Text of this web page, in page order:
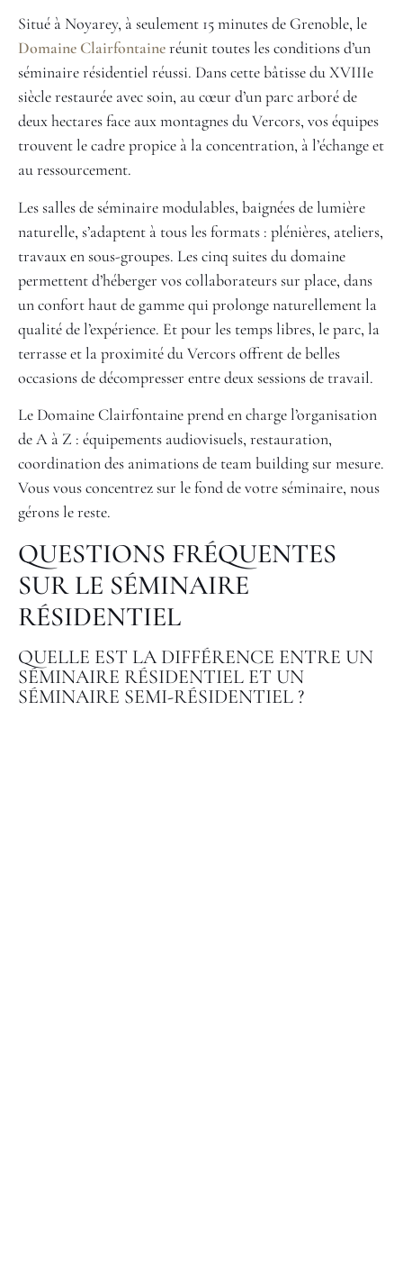
Situé à Noyarey, à seulement 15 minutes de Grenoble, le
Domaine Clairfontaineréunit toutes les conditions d’un
séminaire résidentiel réussi. Dans cette bâtisse du XVIIIe
siècle restaurée avec soin, au cœur d’un parc arboré de
deux hectares face aux montagnes du Vercors, vos équipes
trouvent le cadre propice à la concentration, à l’échange et
au ressourcement.
Les salles de séminaire modulables, baignées de lumière
naturelle, s’adaptent à tous les formats : plénières, ateliers,
travaux en sous-groupes. Les cinq suites du domaine
permettent d’héberger vos collaborateurs sur place, dans
un confort haut de gamme qui prolonge naturellement la
qualité de l’expérience. Et pour les temps libres, le parc, la
terrasse et la proximité du Vercors offrent de belles
occasions de décompresser entre deux sessions de travail.
Le Domaine Clairfontaine prend en charge l’organisation
de A à Z : équipements audiovisuels, restauration,
coordination des animations de team building sur mesure.
Vous vous concentrez sur le fond de votre séminaire, nous
gérons le reste.
QUESTIONS FRÉQUENTES
SUR LE SÉMINAIRE
RÉSIDENTIEL
QUELLE EST LA DIFFÉRENCE ENTRE UN
SÉMINAIRE RÉSIDENTIEL ET UN
SÉMINAIRE SEMI-RÉSIDENTIEL ?